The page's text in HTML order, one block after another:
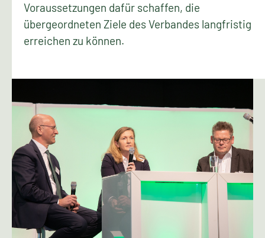
Voraussetzungen dafür schaffen, die
übergeordneten Ziele des Verbandes langfristig
erreichen zu können.